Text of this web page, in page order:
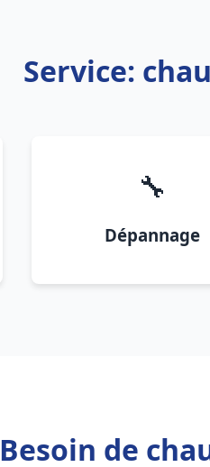
Service:
🔧
Dépannage
Besoin de